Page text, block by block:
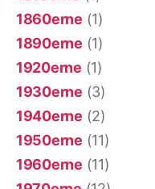
1860erne (1)
1890erne (1)
1920erne (1)
1930erne (3)
1940erne (2)
1950erne (11)
1960erne (11)